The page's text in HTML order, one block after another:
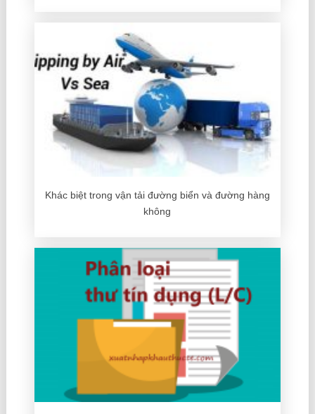
Khác biệt trong vận tải đường biển và đường hàng
không